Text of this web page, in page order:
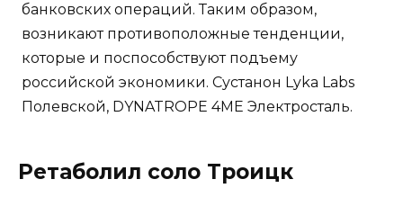
банковских операций. Таким образом,
возникают противоположные тенденции,
которые и поспособствуют подъему
российской экономики. Сустанон Lyka Labs
Полевской, DYNATROPE 4ME Электросталь.
Ретаболил соло Троицк